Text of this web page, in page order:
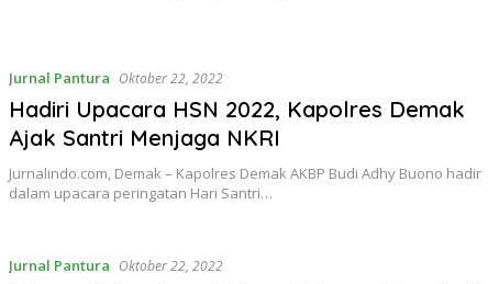
Jurnal Pantura Oktober 22, 2022
Hadiri Upacara HSN 2022, Kapolres Demak
Ajak Santri Menjaga NKRI
Jurnalindo.com, Demak – Kapolres Demak AKBP Budi Adhy Buono hadir
dalam upacara peringatan Hari Santri…
Jurnal Pantura Oktober 22, 2022